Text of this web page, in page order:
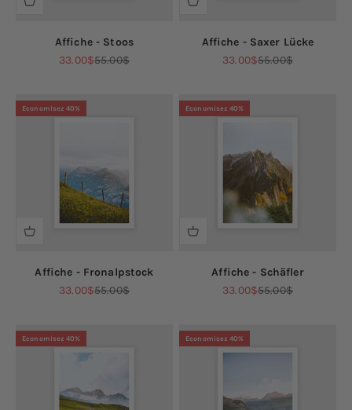
Affiche - Stoos
Prix de vente
33.00$Prix normal
55.00$
Affiche - Saxer Lücke
Prix de vente
33.00$Prix normal
55.00$
Economisez 40%
Affiche - Fronalpstock
Prix de vente
33.00$Prix normal
55.00$
Economisez 40%
Affiche - Schäfler
Prix de vente
33.00$Prix normal
55.00$
Economisez 40% Economisez 40%